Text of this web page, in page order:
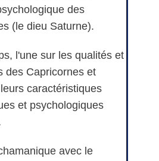
des
(le dieu Saturne).
l'une sur les qualités et
des Capricornes et
caractéristiques
et psychologiques
avec le